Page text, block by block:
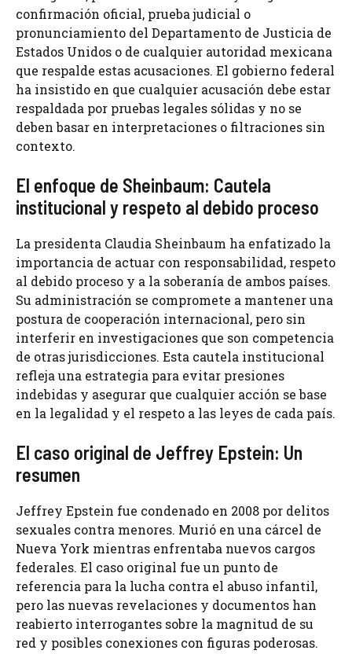
confirmación oficial, prueba judicial o
pronunciamiento del Departamento de Justicia de
Estados Unidos o de cualquier autoridad mexicana
que respalde estas acusaciones. El gobierno federal
ha insistido en que cualquier acusación debe estar
respaldada por pruebas legales sólidas y no se
deben basar en interpretaciones o filtraciones sin
contexto.
El enfoque de Sheinbaum: Cautela
institucional y respeto al debido proceso
La presidenta Claudia Sheinbaum ha enfatizado la
importancia de actuar con responsabilidad, respeto
al debido proceso y a la soberanía de ambos países.
Su administración se compromete a mantener una
postura de cooperación internacional, pero sin
interferir en investigaciones que son competencia
de otras jurisdicciones. Esta cautela institucional
refleja una estrategia para evitar presiones
indebidas y asegurar que cualquier acción se base
en la legalidad y el respeto a las leyes de cada país.
El caso original de Jeffrey Epstein: Un
resumen
Jeffrey Epstein fue condenado en 2008 por delitos
sexuales contra menores. Murió en una cárcel de
Nueva York mientras enfrentaba nuevos cargos
federales. El caso original fue un punto de
referencia para la lucha contra el abuso infantil,
pero las nuevas revelaciones y documentos han
reabierto interrogantes sobre la magnitud de su
red y posibles conexiones con figuras poderosas.